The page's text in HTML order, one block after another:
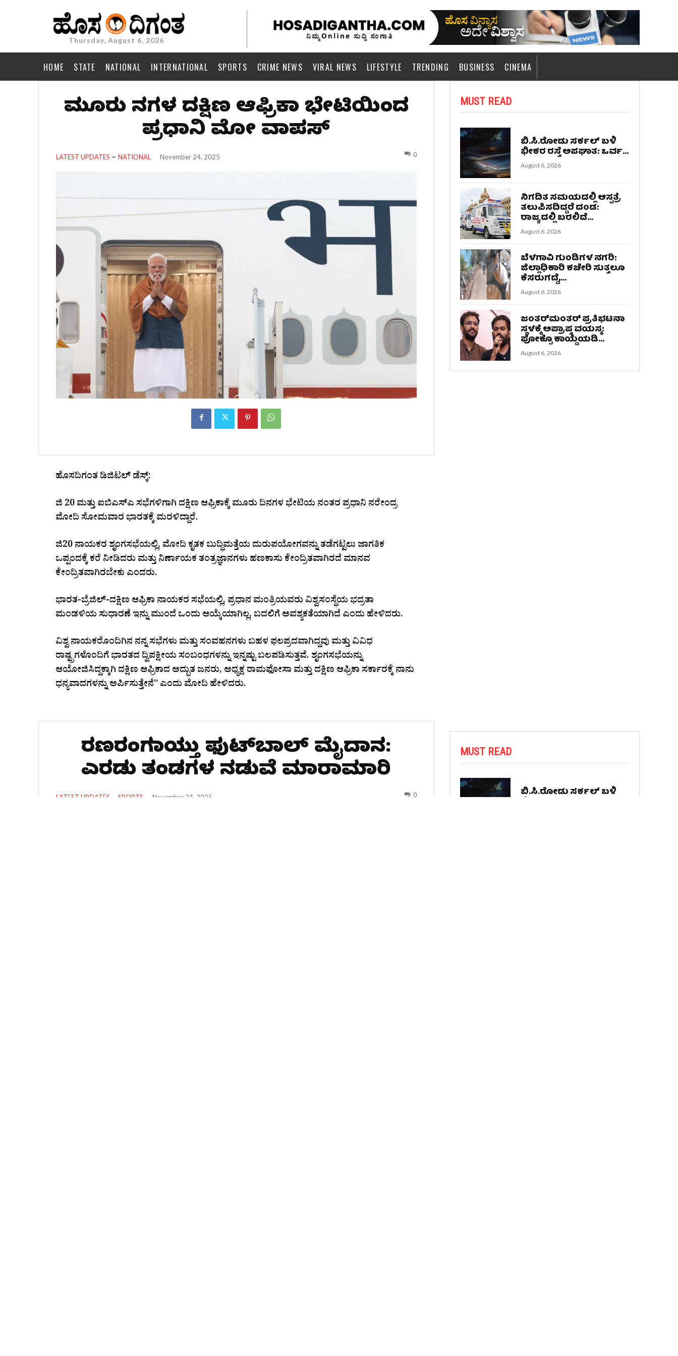
Thursday, August 6, 2026
HOME STATE NATIONAL INTERNATIONAL SPORTS CRIME NEWS VIRAL NEWS LIFESTYLE TRENDING BUSINESS CINEMA
ಮೂರು ದಿನಗಳ ದಕ್ಷಿಣ ಆಫ್ರಿಕಾ ಭೇಟಿಯಿಂದ
ಪ್ರಧಾನಿ ಮೋದಿ ವಾಪಸ್
LATEST UPDATES NATIONAL November 24, 2025 0
ಹೊಸದಿಗಂತ ಡಿಜಿಟಲ್ ಡೆಸ್ಕ್:
ಜಿ 20 ಮತ್ತು ಐಬಿಎಸ್ಎ ಸಭೆಗಳಿಗಾಗಿ ದಕ್ಷಿಣ ಆಫ್ರಿಕಾಕ್ಕೆ ಮೂರು ದಿನಗಳ ಭೇಟಿಯ ನಂತರ ಪ್ರಧಾನಿ ನರೇಂದ್ರ
ಮೋದಿ ಸೋಮವಾರ ಭಾರತಕ್ಕೆ ಮರಳಿದ್ದಾರೆ.
ಜಿ20 ನಾಯಕರ ಶೃಂಗಸಭೆಯಲ್ಲಿ, ಮೋದಿ ಕೃತಕ ಬುದ್ಧಿಮತ್ತೆಯ ದುರುಪಯೋಗವನ್ನು ತಡೆಗಟ್ಟಲು ಜಾಗತಿಕ
ಒಪ್ಪಂದಕ್ಕೆ ಕರೆ ನೀಡಿದರು ಮತ್ತು ನಿರ್ಣಾಯಕ ತಂತ್ರಜ್ಞಾನಗಳು ಹಣಕಾಸು ಕೇಂದ್ರಿತವಾಗಿರದೆ ಮಾನವ
ಕೇಂದ್ರಿತವಾಗಿರಬೇಕು ಎಂದರು.
ಭಾರತ-ಬ್ರೆಜಿಲ್-ದಕ್ಷಿಣ ಆಫ್ರಿಕಾ ನಾಯಕರ ಸಭೆಯಲ್ಲಿ, ಪ್ರಧಾನ ಮಂತ್ರಿಯವರು ವಿಶ್ವಸಂಸ್ಥೆಯ ಭದ್ರತಾ
ಮಂಡಳಿಯ ಸುಧಾರಣೆ ಇನ್ನು ಮುಂದೆ ಒಂದು ಆಯ್ಕೆಯಾಗಿಲ್ಲ, ಬದಲಿಗೆ ಅವಶ್ಯಕತೆಯಾಗಿದೆ ಎಂದು ಹೇಳಿದರು.
ವಿಶ್ವ ನಾಯಕರೊಂದಿಗಿನ ನನ್ನ ಸಭೆಗಳು ಮತ್ತು ಸಂವಹನಗಳು ಬಹಳ ಫಲಪ್ರದವಾಗಿದ್ದವು ಮತ್ತು ವಿವಿಧ
ರಾಷ್ಟ್ರಗಳೊಂದಿಗೆ ಭಾರತದ ದ್ವಿಪಕ್ಷೀಯ ಸಂಬಂಧಗಳನ್ನು ಇನ್ನಷ್ಟು ಬಲಪಡಿಸುತ್ತವೆ. ಶೃಂಗಸಭೆಯನ್ನು
ಆಯೋಜಿಸಿದ್ದಕ್ಕಾಗಿ ದಕ್ಷಿಣ ಆಫ್ರಿಕಾದ ಅದ್ಭುತ ಜನರು, ಅಧ್ಯಕ್ಷ ರಾಮಫೋಸಾ ಮತ್ತು ದಕ್ಷಿಣ ಆಫ್ರಿಕಾ ಸರ್ಕಾರಕ್ಕೆ ನಾನು
ಧನ್ಯವಾದಗಳನ್ನು ಅರ್ಪಿಸುತ್ತೇನೆ” ಎಂದು ಮೋದಿ ಹೇಳಿದರು.
MUST READ
ಬಿ.ಸಿ.ರೋಡು ಸರ್ಕಲ್ ಬಳಿ
ಭೀಕರ ರಸ್ತೆ ಅಪಘಾತ: ಒರ್ವ...
August 6, 2026
ನಿಗದಿತ ಸಮಯದಲ್ಲಿ ಆಸ್ಪತ್ರೆ
ತಲುಪಿಸದಿದ್ದರೆ ದಂಡ:
ರಾಜ್ಯದಲ್ಲಿ ಬರಲಿದೆ...
August 6, 2026
ಬೆಳಗಾವಿ ಗುಂಡಿಗಳ ನಗರಿ:
ಜಿಲ್ಲಾಧಿಕಾರಿ ಕಚೇರಿ ಸುತ್ತಲೂ
ಕೆಸರುಗದ್ದೆ,...
August 6, 2026
ಜಂತರ್‌ಮಂತರ್‌ ಪ್ರತಿಭಟನಾ
ಸ್ಥಳಕ್ಕೆ ಅಪ್ರಾಪ್ತ ವಯಸ್ಕ:
ಪೋಕ್ಸೊ ಕಾಯ್ದೆಯಡಿ...
August 6, 2026